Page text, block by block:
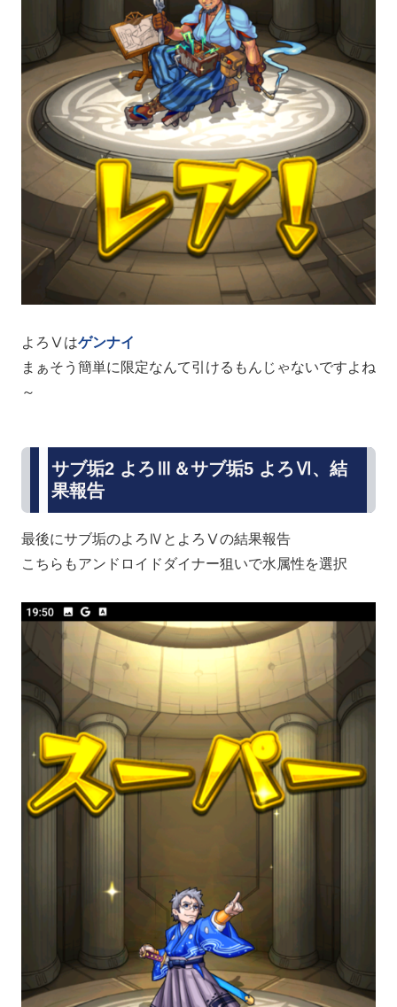
よろⅤはゲンナイ
まぁそう簡単に限定なんて引けるもんじゃないですよね
～
サブ垢2 よろⅢ＆サブ垢5 よろⅥ、結
果報告
最後にサブ垢のよろⅣとよろⅤの結果報告
こちらもアンドロイドダイナー狙いで水属性を選択